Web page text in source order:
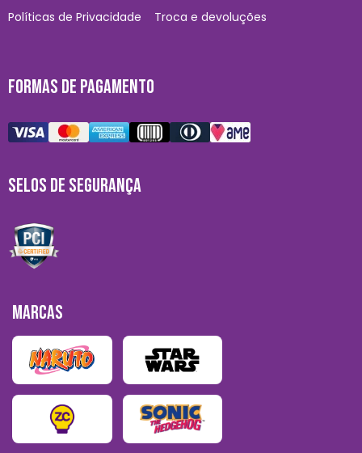
Políticas de Privacidade Troca e devoluções
FORMAS DE PAGAMENTO
SELOS DE SEGURANÇA
MARCAS